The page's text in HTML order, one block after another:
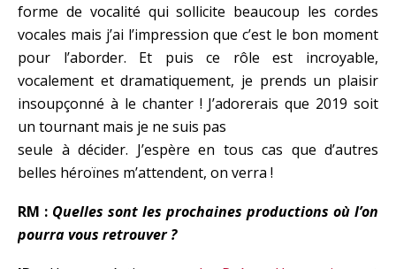
forme de vocalité qui sollicite beaucoup les cordes
vocales mais j’ai l’impression que c’est le bon moment
pour l’aborder. Et puis ce rôle est incroyable,
vocalement et dramatiquement, je prends un plaisir
insoupçonné à le chanter ! J’adorerais que 2019 soit
un tournant mais je ne suis pas
seule à décider. J’espère en tous cas que d’autres
belles héroïnes m’attendent, on verra !
RM : Quelles sont les prochaines productions où l’on
pourra vous retrouver ?